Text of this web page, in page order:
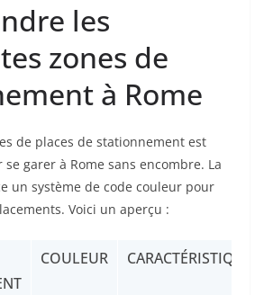
les
zones de
à Rome
de places de stationnement est
garer à Rome sans encombre. La
un système de code couleur pour
Voici un aperçu :
COULEUR CARACTÉRISTIQUES